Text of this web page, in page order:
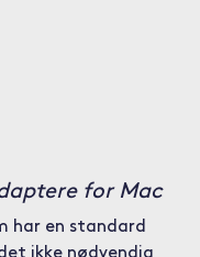
for Mac
har en standard